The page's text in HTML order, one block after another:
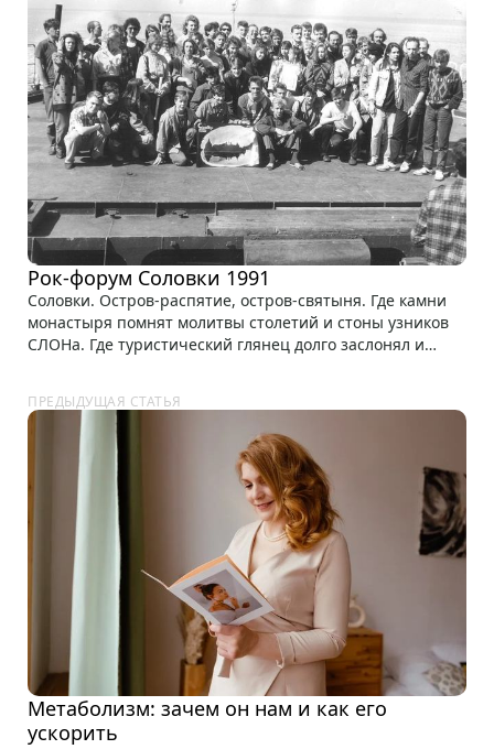
Рок-форум Соловки 1991
Соловки. Остров-распятие, остров-святыня. Где камни
монастыря помнят молитвы столетий и стоны узников
СЛОНа. Где туристический глянец долго заслонял и
ПРЕДЫДУЩАЯ СТАТЬЯ
Метаболизм: зачем он нам и как его
ускорить